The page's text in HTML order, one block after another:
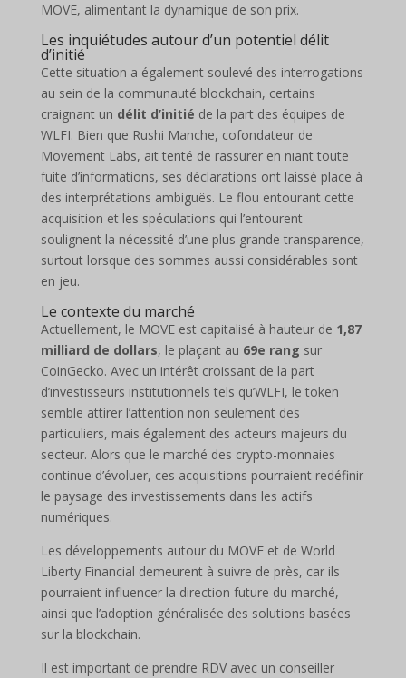
MOVE, alimentant la dynamique de son prix.
Les inquiétudes autour d’un potentiel délit
d’initié
Cette situation a également soulevé des interrogations
au sein de la communauté blockchain, certains
craignant un délit d’initié de la part des équipes de
WLFI. Bien que Rushi Manche, cofondateur de
Movement Labs, ait tenté de rassurer en niant toute
fuite d’informations, ses déclarations ont laissé place à
des interprétations ambiguës. Le flou entourant cette
acquisition et les spéculations qui l’entourent
soulignent la nécessité d’une plus grande transparence,
surtout lorsque des sommes aussi considérables sont
en jeu.
Le contexte du marché
Actuellement, le MOVE est capitalisé à hauteur de 1,87
milliard de dollars, le plaçant au 69e rang sur
CoinGecko. Avec un intérêt croissant de la part
d’investisseurs institutionnels tels qu’WLFI, le token
semble attirer l’attention non seulement des
particuliers, mais également des acteurs majeurs du
secteur. Alors que le marché des crypto-monnaies
continue d’évoluer, ces acquisitions pourraient redéfinir
le paysage des investissements dans les actifs
numériques.
Les développements autour du MOVE et de World
Liberty Financial demeurent à suivre de près, car ils
pourraient influencer la direction future du marché,
ainsi que l’adoption généralisée des solutions basées
sur la blockchain.
Il est important de prendre RDV avec un conseiller